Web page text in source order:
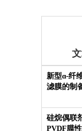
新型ɑ-纤
滤膜的制
硅烷偶联
PVDF膜